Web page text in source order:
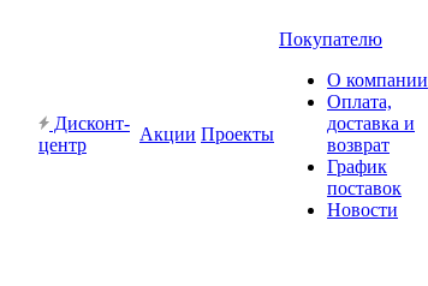
Дисконт-
центр
Акции Проекты
Покупателю
О компании
Оплата,
доставка и
возврат
График
поставок
Новости